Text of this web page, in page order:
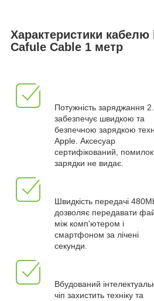
Характеристики
Cafule Cable 1 метр
Потужність заряджання
забезпечує швидкою та
безпечною зарядкою
Apple. Аксесуар
сертифікований, помилок
зарядки не видає.
Швидкість передачі
дозволяє передавати
між комп'ютером і
смартфоном за лічені
секунди.
Вбудований
чіп захистить техніку та